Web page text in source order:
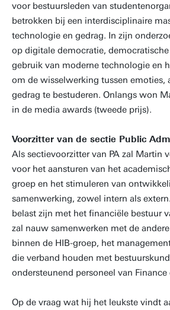
voor bestuursleden van
betrokken bij een interdisciplinaire
technologie en gedrag. In zijn
op digitale democratie,
gebruik van moderne technologie en
om de wisselwerking tussen emoties,
gedrag te bestuderen. Onlangs won
in de media awards (tweede prijs).
Voorzitter van de sectie Public
Als sectievoorzitter van PA zal Martin
voor het aansturen van het
groep en het stimuleren van
samenwerking, zowel intern als
belast zijn met het financiële bestuur
zal nauw samenwerken met de
binnen de HIB-groep, het
die verband houden met
ondersteunend personeel van Finance
Op de vraag wat hij het leukste vindt